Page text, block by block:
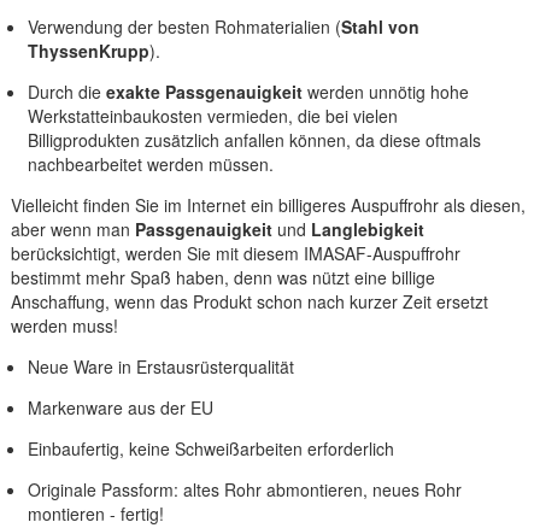
Verwendung der besten Rohmaterialien (Stahl von
ThyssenKrupp).
Durch dieexakte Passgenauigkeitwerden unnötig hohe
Werkstatteinbaukosten vermieden, die bei vielen
Billigprodukten zusätzlich anfallen können, da diese oftmals
nachbearbeitet werden müssen.
Vielleicht finden Sie im Internet ein billigeres Auspuffrohr als diesen,
aber wenn man Passgenauigkeit und Langlebigkeit
berücksichtigt, werden Sie mit diesem IMASAF-Auspuffrohr
bestimmt mehr Spaß haben, denn was nützt eine billige
Anschaffung, wenn das Produkt schon nach kurzer Zeit ersetzt
werden muss!
Neue Ware in Erstausrüsterqualität
Markenware aus der EU
Einbaufertig, keine Schweißarbeiten erforderlich
Originale Passform: altes Rohr abmontieren, neues Rohr
montieren - fertig!